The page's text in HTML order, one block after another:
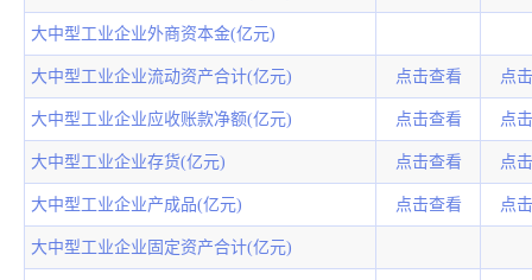
大中型工业企业外商资本金(亿元)
大中型工业企业流动资产合计(亿元) 点击查看 点
大中型工业企业应收账款净额(亿元) 点击查看 点
大中型工业企业存货(亿元) 点击查看 点
大中型工业企业产成品(亿元) 点击查看 点
大中型工业企业固定资产合计(亿元)